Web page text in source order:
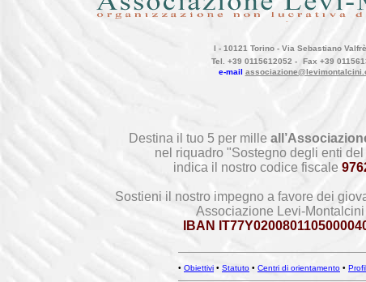
I - 10121 Torino - Via Sebastiano
Tel. +39 0115612052 -
Fax +39
e-mail
Destina il tuo 5 per mille
nel riquadro "Sostegno degli enti del
indica il nostro codice fiscale
Sostieni il nostro impegno a favore dei
Associazione Levi-
IBAN
• Obiettivi • Statuto • Centri di orientamento •